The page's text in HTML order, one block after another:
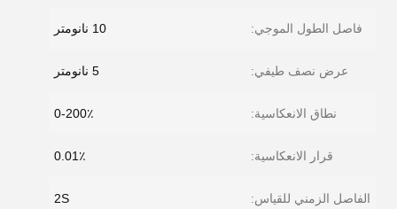
فاصل الطول الموجي: 10 نانومتر
عرض نصف طيفي: 5 نانومتر
نطاق الانعكاسية: 0-200٪
قرار الانعكاسية: 0.01٪
الفاصل الزمني للقياس: 2S